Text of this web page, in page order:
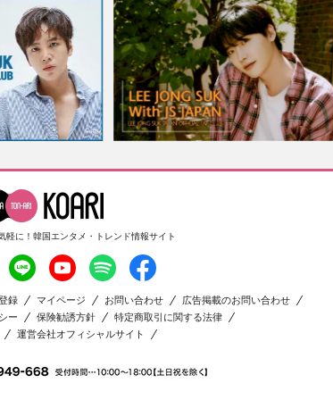
軽に！ 韓国エンタメ・トレンド情報サイト
録 マイページ お問い合わせ
広告掲載のお問い合わせ
ー 保険勧誘方針
特定商取引に関する法律
運営会社オフィシャルサイト